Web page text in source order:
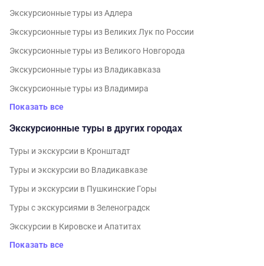
Экскурсионные туры из Адлера
Экскурсионные туры из Великих Лук по России
Экскурсионные туры из Великого Новгорода
Экскурсионные туры из Владикавказа
Экскурсионные туры из Владимира
Показать все
Экскурсионные туры в других городах
Туры и экскурсии в Кронштадт
Туры и экскурсии во Владикавказе
Туры и экскурсии в Пушкинские Горы
Туры с экскурсиями в Зеленоградск
Экскурсии в Кировске и Апатитах
Показать все